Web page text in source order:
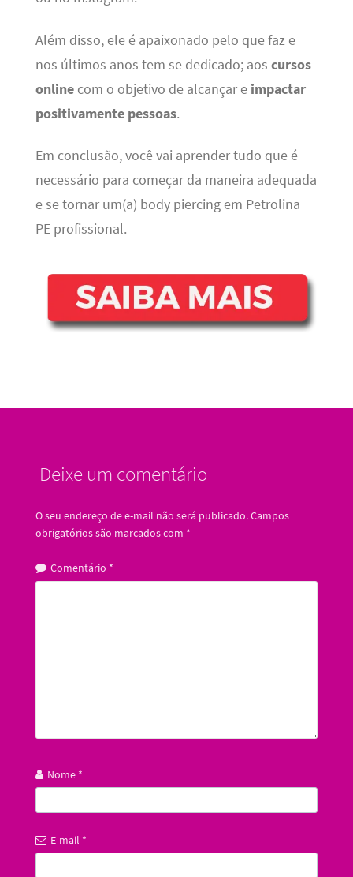
Além disso, ele é apaixonado pelo que faz e
nos últimos anos tem se dedicado; aos cursos
onlinecom o objetivo de alcançar e impactar
positivamente pessoas.
Em conclusão, você vai aprender tudo que é
necessário para começar da maneira adequada
e se tornar um(a) body piercing em Petrolina
PE profissional.
Deixe um comentário
O seu endereço de e-mail não será publicado.Campos
obrigatórios são marcados com *
Comentário *
Nome *
E-mail *